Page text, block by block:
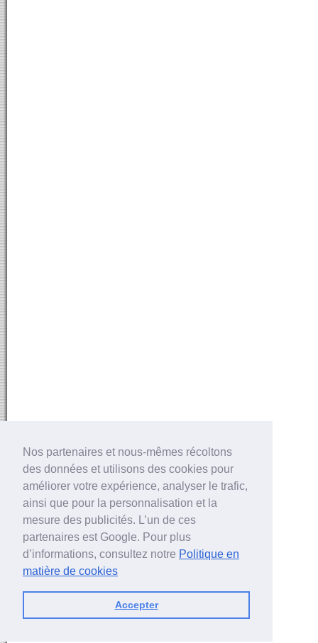
Nos partenaires et nous-mêmes récoltons
des données et utilisons des cookies pour
améliorer votre expérience, analyser le trafic,
ainsi que pour la personnalisation et la
mesure des publicités. L’un de ces
partenaires est Google. Pour plus
d’informations, consultez notre Politique en
matière de cookies
Accepter